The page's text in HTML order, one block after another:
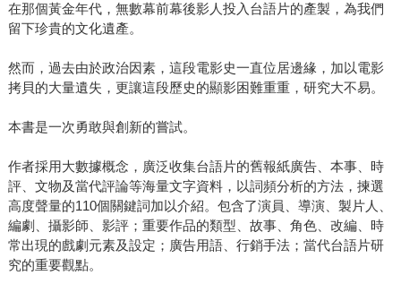
在那個黃金年代，無數幕前幕後影人投入台語片的產製，為我們
留下珍貴的文化遺產。
然而，過去由於政治因素，這段電影史一直位居邊緣，加以電影
拷貝的大量遺失，更讓這段歷史的顯影困難重重，研究大不易。
本書是一次勇敢與創新的嘗試。
作者採用大數據概念，廣泛收集台語片的舊報紙廣告、本事、時
評、文物及當代評論等海量文字資料，以詞頻分析的方法，揀選
高度聲量的110個關鍵詞加以介紹。包含了演員、導演、製片人、
編劇、攝影師、影評；重要作品的類型、故事、角色、改編、時
常出現的戲劇元素及設定；廣告用語、行銷手法；當代台語片研
究的重要觀點。